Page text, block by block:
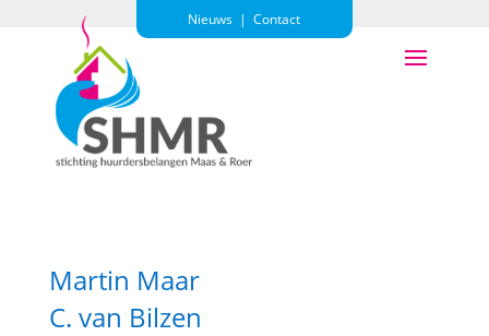
Nieuws |Contact
Martin Maar
C. van Bilzen